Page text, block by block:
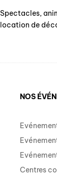
Spectacles,
location de
NOS
Centres